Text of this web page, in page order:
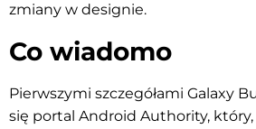
zmiany w designie.
Co wiadomo
Pierwszymi szczegółami Galaxy
się portal Android Authority,